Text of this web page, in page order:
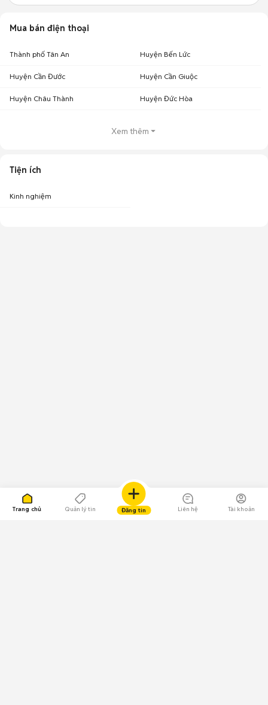
Trang chủ Quản lý tin Đăng tin Liên hệ Tài khoản
Mua bán điện thoại
Thành phố Tân An Huyện Bến Lức
Huyện Cần Đước Huyện Cần Giuộc
Huyện Châu Thành Huyện Đức Hòa
Xem thêm
Tiện ích
Kinh nghiệm